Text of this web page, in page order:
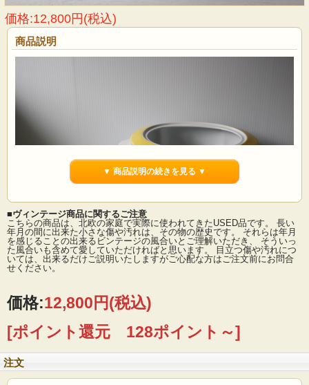
価格:12,800円(税込)
商品説明
ドイツのビレロイボッホ社のスープチューリンです。こちらはポップなマルチカ
ラーで、フォルムと持ち手など細部のデザインがとても可愛らしい作品。丸っこ
い木の実のような持ち手、ぷくぷくとした丸みを帯びたフォルムがガーリッシュ
品で、中でもスープチューリンは生産数が元々少ないこともあり、とてもレアで
す。スープを入れたり、ジャガイモ料理などお料理を入れても蓋つきなので冷め
■製造国 ：ドイツ
■サイズ ：Φ26×17cm、高さ8.5cm
■コンディション：使用感はあまりなく、よいヴィンテージコンディションです。
▼ 商品説明の続きを見る ▼
■ヴィンテージ商品に関するご注意
こちらの商品は、北欧の家庭で実際に使われてきたUSED品です。 長い
年月の間に出来た小さな傷や汚れは、その物の歴史です。 それらは年月
を感じることの出来るビンテージの風合いとご理解いただき、 そういっ
た風合いも含めて愛していただければと思います。 目立つ傷や汚れにつ
いては、出来るだけご説明いたしますがご心配な方はご注文前にお問合
せください。
価格:12,800円(税込)
[ポイント還元 128ポイント～]
注文